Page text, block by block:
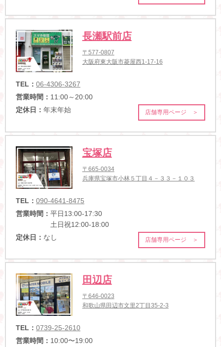
長瀬駅前店
〒577-0807
大阪府東大阪市菱屋西1-17-16
TEL： 06-4306-3267
営業時間： 11:00～20:00
定休日： 年末年始 店舗専用ページ ＞
宝塚店
〒665-0034
兵庫県宝塚市小林５丁目４－３３－１０３
TEL： 090-4641-8475
営業時間： 平日13:00-17:30
土日祝12:00-18:00
定休日： なし 店舗専用ページ ＞
田辺店
〒646-0023
和歌山県田辺市文里2丁目35-2-3
TEL： 0739-25-2610
営業時間： 10:00〜19:00